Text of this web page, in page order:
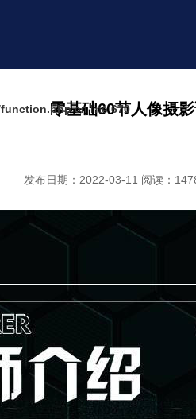
on line670
零基础60节人像摄
发布日期：2022-03-11 阅读：